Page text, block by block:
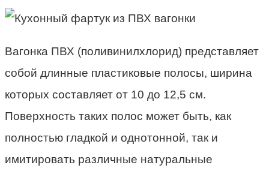
Вагонка ПВХ (поливинилхлорид) представляет
собой длинные пластиковые полосы, ширина
которых составляет от 10 до 12,5 см.
Поверхность таких полос может быть, как
полностью гладкой и однотонной, так и
имитировать различные натуральные